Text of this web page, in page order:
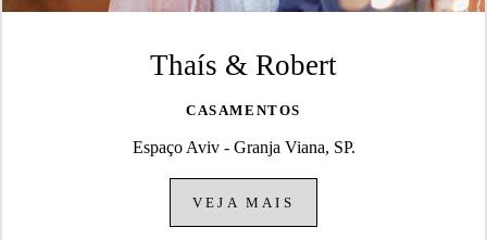
Thaís & Robert
CASAMENTOS
Espaço Aviv - Granja Viana, SP.
VEJA MAIS